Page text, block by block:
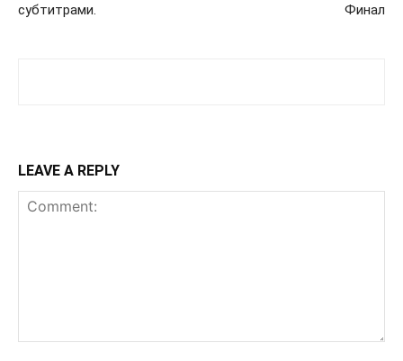
субтитрами.
Финал
LEAVE A REPLY